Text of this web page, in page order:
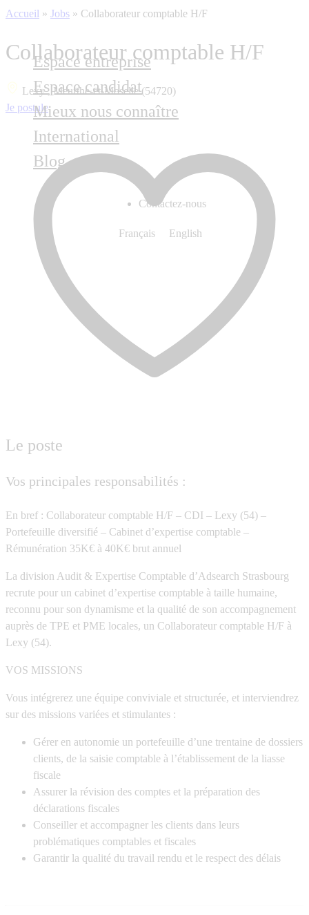
Espace entreprise
Espace candidat
Mieux nous connaître
International
Blog
Contactez-nous
Français English
Accueil » Jobs » Collaborateur comptable H/F
Collaborateur comptable H/F
Lexy , Meurthe-et-Moselle (54720)
Je postule
Le poste
Vos principales responsabilités :
En bref : Collaborateur comptable H/F – CDI – Lexy (54) –
Portefeuille diversifié – Cabinet d’expertise comptable –
Rémunération 35K€ à 40K€ brut annuel
La division Audit & Expertise Comptable d’Adsearch Strasbourg
recrute pour un cabinet d’expertise comptable à taille humaine,
reconnu pour son dynamisme et la qualité de son accompagnement
auprès de TPE et PME locales, un Collaborateur comptable H/F à
Lexy (54).
VOS MISSIONS
Vous intégrerez une équipe conviviale et structurée, et interviendrez
sur des missions variées et stimulantes :
Gérer en autonomie un portefeuille d’une trentaine de dossiers
clients, de la saisie comptable à l’établissement de la liasse
fiscale
Assurer la révision des comptes et la préparation des
déclarations fiscales
Conseiller et accompagner les clients dans leurs
problématiques comptables et fiscales
Garantir la qualité du travail rendu et le respect des délais